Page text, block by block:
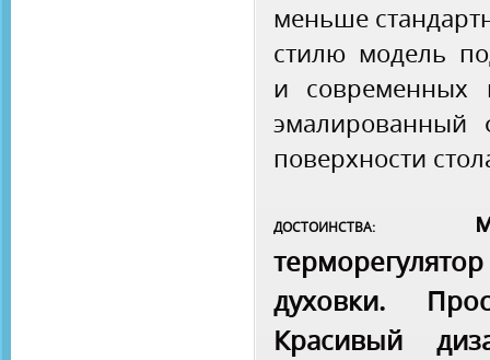
меньше
стилю модель
и современных
эмалированный
поверхности
ДОСТОИНСТВА:
духовки.
Красивый